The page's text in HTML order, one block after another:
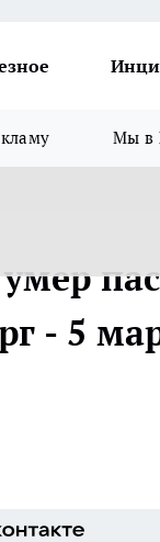
Мы в
- 5